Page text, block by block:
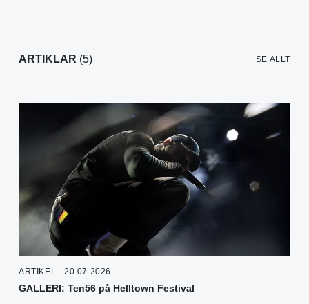
ARTIKLAR (5) SE ALLT
ARTIKEL - 20.07.2026
GALLERI: Ten56 på Helltown Festival